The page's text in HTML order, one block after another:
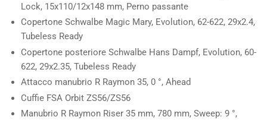
Lock, 15x110/12x148 mm, Perno passante
Copertone Schwalbe Magic Mary, Evolution, 62-622, 29x2.4,
Tubeless Ready
Copertone posteriore Schwalbe Hans Dampf, Evolution, 60-
622, 29x2.35, Tubeless Ready
Attacco manubrio R Raymon 35, 0 °, Ahead
Cuffie FSA Orbit ZS56/ZS56
Manubrio R Raymon Riser 35 mm, 780 mm, Sweep: 9 °,